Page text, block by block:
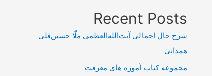
Recent Posts
شرح حال اجمالی آیت‌الله‌العظمی ملّا حسین‌قلی
همدانی
مجموعه کتاب آموزه های معرفت